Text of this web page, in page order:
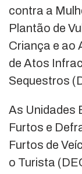
contra a
Plantão de
Criança e ao
de Atos
Sequestros
As Unidades
Furtos e
Furtos de
o Turista